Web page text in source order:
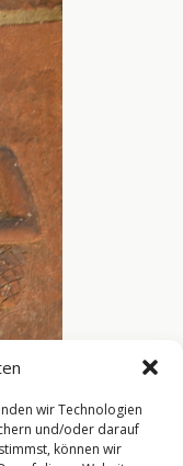
wir Technologien
und/oder darauf
können wir